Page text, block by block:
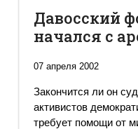
Давосский
начался с
07 апреля 2002
Закончится ли он
активистов
требует помощи от